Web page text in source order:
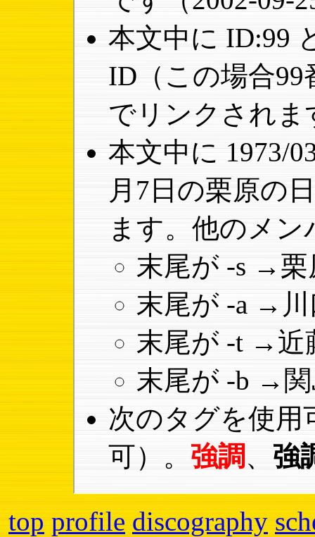
本文中に ID:99
ID（この場合
でリンクされま
本文中に 1973/
月7日の栗原の
ます。他のメ
末尾が -s →
末尾が -a →
末尾が -t →近
末尾が -b →
次のタグを使用
可）。 強調 、 強
top profile discography